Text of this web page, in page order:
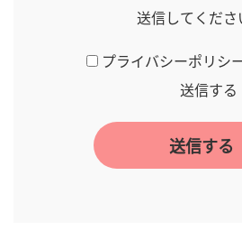
送信してくださ
プライバシーポリシ
送信する